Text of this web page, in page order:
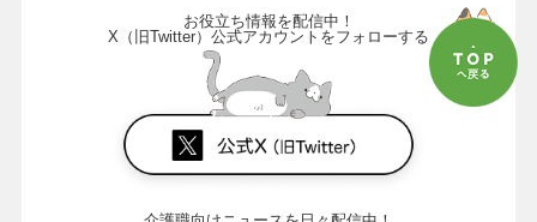
お役立ち情報を配信中！
X（旧Twitter）公式アカウントをフォローする